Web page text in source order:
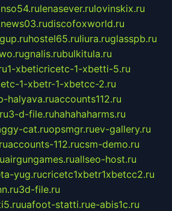
lenasever.rulovinskix.ru
discofoxworld.ru
hostel65.ruliura.ruglasspb.ru
gnalis.rubulkitula.ru
1-xbeticricetc-1-xbetti-5.ru
1-xbetr-1-xbetcc-2.ru
halyava.ruaccounts112.ru
3-d-file.ruhahahaharms.ru
cat.ruopsmgr.ruev-gallery.ru
accounts-112.rucsm-demo.ru
airgungames.ruallseo-host.ru
yug.rucricetc1xbetr1xbetcc2.ru
3d-file.ru
uafoot-statti.rue-abis1c.ru